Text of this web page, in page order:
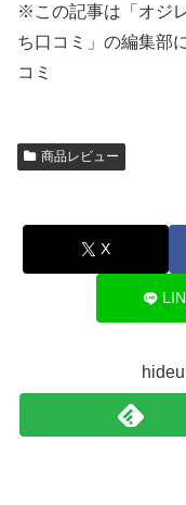
※この記事は「オジ
ち口コミ」の編集部
コミ
商品レビュー
X